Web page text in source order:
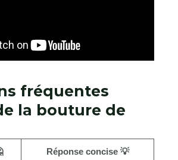
fréquentes
la bouture de
Réponse concise 💡